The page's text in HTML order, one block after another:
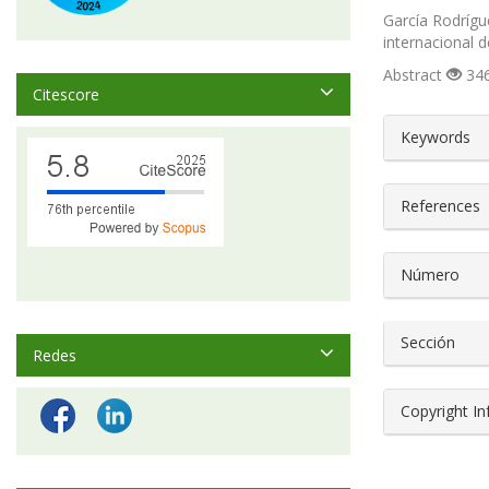
García
internacional
Abstract
Keywords
References
Número
Sección
Copyright
Citescore
Redes